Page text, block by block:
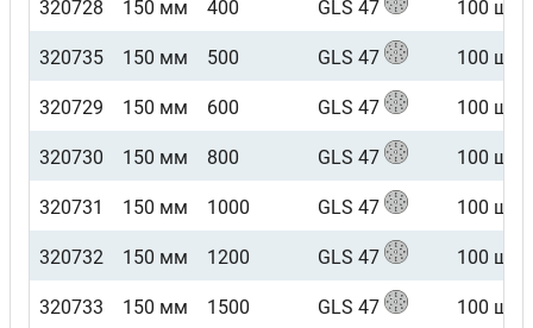
320728 150 мм 400 GLS 47 100 шт
320735 150 мм 500 GLS 47 100 шт
320729 150 мм 600 GLS 47 100 шт
320730 150 мм 800 GLS 47 100 шт
320731 150 мм 1000 GLS 47 100 шт
320732 150 мм 1200 GLS 47 100 шт
320733 150 мм 1500 GLS 47 100 шт